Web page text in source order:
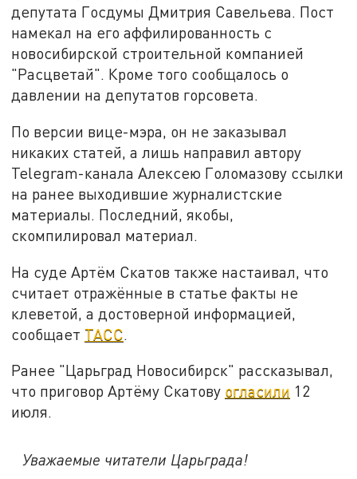
депутата Госдумы Дмитрия Савельева. Пост
намекал на его аффилированность с
новосибирской строительной компанией
"Расцветай". Кроме того сообщалось о
давлении на депутатов горсовета.
По версии вице-мэра, он не заказывал
никаких статей, а лишь направил автору
Telegram-канала Алексею Голомазову ссылки
на ранее выходившие журналистские
материалы. Последний, якобы,
скомпилировал материал.
На суде Артём Скатов также настаивал, что
считает отражённые в статье факты не
клеветой, а достоверной информацией,
сообщает ТАСС
Ранее "Царьград Новосибирск" рассказывал,
что приговор Артёму Скатову огласили 12
июля.
Уважаемые читатели Царьграда!